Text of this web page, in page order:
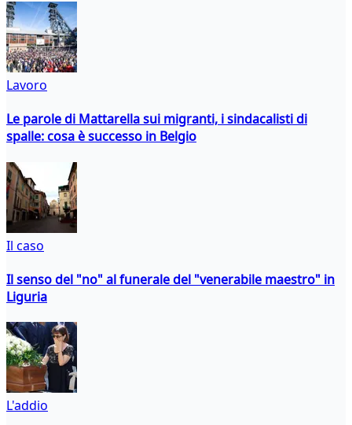
Lavoro
Le parole di Mattarella sui migranti, i sindacalisti di
spalle: cosa è successo in Belgio
Il caso
Il senso del "no" al funerale del "venerabile maestro" in
Liguria
L'addio